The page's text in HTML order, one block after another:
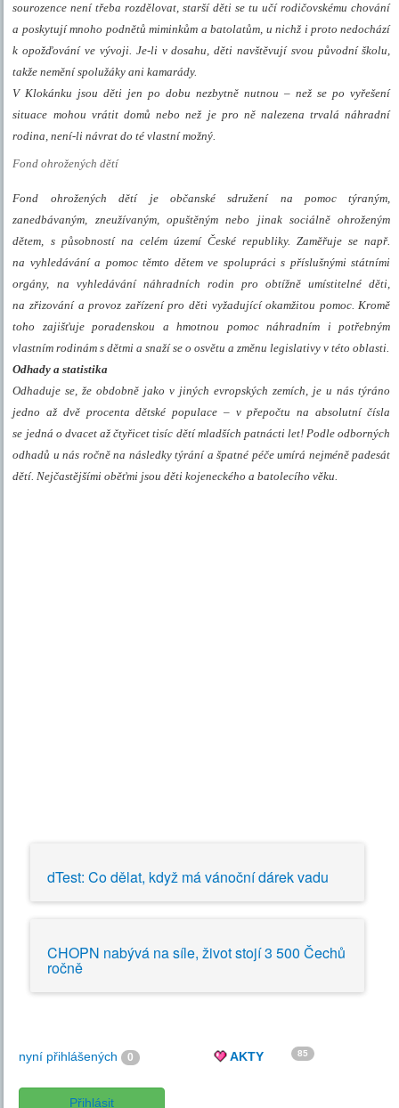
sourozence není třeba rozdělovat, starší děti se tu učí rodičovskému chování
a poskytují mnoho podnětů miminkům a batolatům, u nichž i proto nedochází
k opožďování ve vývoji. Je-li v dosahu, děti navštěvují svou původní školu,
takže nemění spolužáky ani kamarády.
V Klokánku jsou děti jen po dobu nezbytně nutnou – než se po vyřešení
situace mohou vrátit domů nebo než je pro ně nalezena trvalá náhradní
rodina, není-li návrat do té vlastní možný.
Fond ohrožených dětí
Fond ohrožených dětí je občanské sdružení na pomoc týraným,
zanedbávaným, zneužívaným, opuštěným nebo jinak sociálně ohroženým
dětem, s působností na celém území České republiky. Zaměřuje se např.
na vyhledávání a pomoc těmto dětem ve spolupráci s příslušnými státními
orgány, na vyhledávání náhradních rodin pro obtížně umístitelné děti,
na zřizování a provoz zařízení pro děti vyžadující okamžitou pomoc. Kromě
toho zajišťuje poradenskou a hmotnou pomoc náhradním i potřebným
vlastním rodinám s dětmi a snaží se o osvětu a změnu legislativy v této oblasti.
Odhady a statistika
Odhaduje se, že obdobně jako v jiných evropských zemích, je u nás týráno
jedno až dvě procenta dětské populace – v přepočtu na absolutní čísla
se jedná o dvacet až čtyřicet tisíc dětí mladších patnácti let! Podle odborných
odhadů u nás ročně na následky týrání a špatné péče umírá nejméně padesát
dětí. Nejčastějšími oběťmi jsou děti kojeneckého a batolecího věku.
dTest: Co dělat, když má vánoční dárek vadu
CHOPN nabývá na síle, život stojí 3 500 Čechů
ročně
nyní přihlášených 0
Přihlásit
AKTY 85